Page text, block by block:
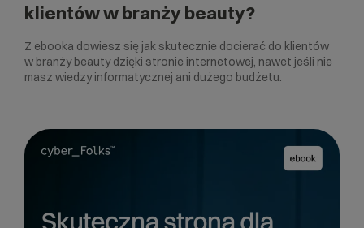
klientów w branży beauty?
Z ebooka dowiesz się jak skutecznie docierać do klientów
w branży beauty dzięki stronie internetowej, nawet jeśli nie
masz wiedzy informatycznej ani dużego budżetu.